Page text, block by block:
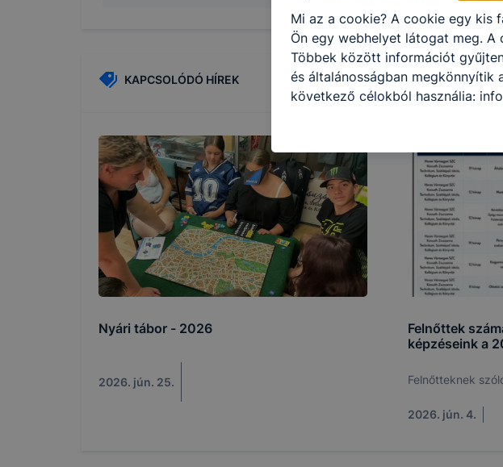
KAPCSOLÓDÓ HÍREK
Nyári tábor - 2026
2026. jún. 25.
Felnőttek
képzéseink a
Felnőtteknek
2026. jún. 4.
Mi az a cookie? A cookie egy kis
Ön egy webhelyet látogat meg.
Többek között információt
és általánosságban megkönnyítik
következő célokból használja:
használja Ön a honlapot -annak
látogatja, vagy használja
még jobb felhasználói élményt,
fejlesztése. Hogyan ellenőrizheti
Minden modern böngésző
legtöbb böngésző
ezek általában
célja honlapunk
lehetővé tétele, a cookie-k
előfordulhat, hogy felhasználóink